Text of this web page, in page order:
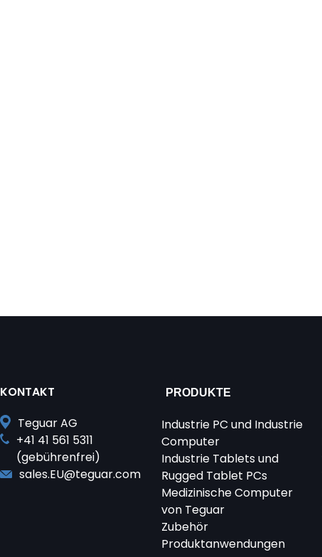
KONTAKT
Teguar AG
+41 41 561 5311
(gebührenfrei)
sales.EU@teguar.com
PRODUKTE
Industrie PC und Industrie
Computer
Industrie Tablets und
Rugged Tablet PCs
Medizinische Computer
von Teguar
Zubehör
Produktanwendungen